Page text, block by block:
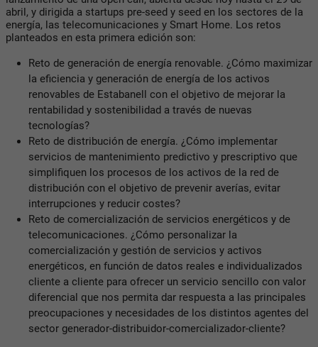
abril, y dirigida a startups pre-seed y seed en los sectores de la
energía, las telecomunicaciones y Smart Home. Los retos
planteados en esta primera edición son:
Reto de generación de energía renovable. ¿Cómo maximizar
la eficiencia y generación de energía de los activos
renovables de Estabanell con el objetivo de mejorar la
rentabilidad y sostenibilidad a través de nuevas
tecnologías?
Reto de distribución de energía. ¿Cómo implementar
servicios de mantenimiento predictivo y prescriptivo que
simplifiquen los procesos de los activos de la red de
distribución con el objetivo de prevenir averías, evitar
interrupciones y reducir costes?
Reto de comercialización de servicios energéticos y de
telecomunicaciones. ¿Cómo personalizar la
comercialización y gestión de servicios y activos
energéticos, en función de datos reales e individualizados
cliente a cliente para ofrecer un servicio sencillo con valor
diferencial que nos permita dar respuesta a las principales
preocupaciones y necesidades de los distintos agentes del
sector generador-distribuidor-comercializador-cliente?